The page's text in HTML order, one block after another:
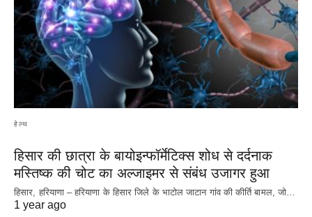
हेल्थ
हिसार की छात्रा के बायोइन्फॉर्मेटिक्स शोध से दर्दनाक
मस्तिष्क की चोट का अल्जाइमर से संबंध उजागर हुआ
हिसार, हरियाणा – हरियाणा के हिसार जिले के भाटोल जाटान गांव की कीर्ति बामल, जो…
1 year ago